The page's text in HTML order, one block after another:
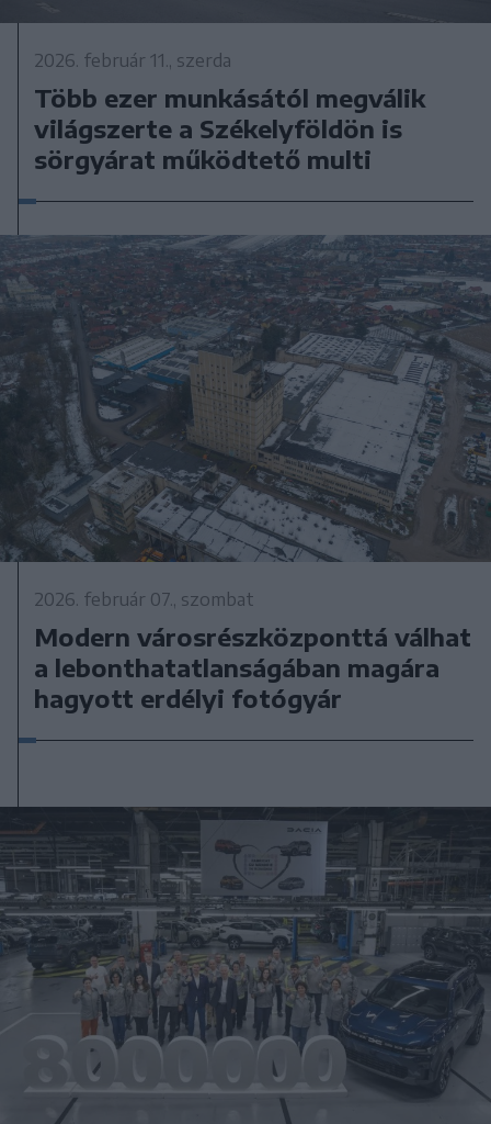
2026. február 11., szerda
Több ezer munkásától megválik
világszerte a Székelyföldön is
sörgyárat működtető multi
2026. február 07., szombat
Modern városrészközponttá válhat
a lebonthatatlanságában magára
hagyott erdélyi fotógyár